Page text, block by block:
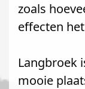
zoals
effecten
Langbroek
mooie